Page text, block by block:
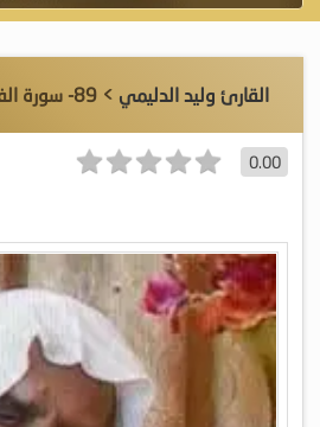
القارئ وليد الدليمي > 89- سورة الفجر
0.00